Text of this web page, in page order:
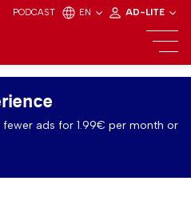
PODCAST EN AD-LITE
fewer ads for 1.99€ per month or